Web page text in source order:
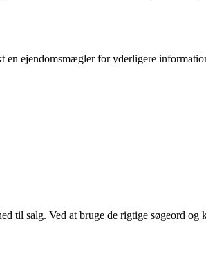
ejendomsmægler for yderligere
til salg. Ved at bruge de rigtige søgeord og